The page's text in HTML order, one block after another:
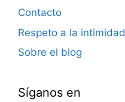
Contacto
Respeto a la intimidad
Sobre el blog
Síganos en